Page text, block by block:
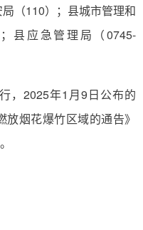
（110）；县城市管理和
县应急管理局（0745-
，2025年1月9日公布的
放烟花爆竹区域的通告》